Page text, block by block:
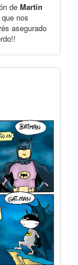
de Martín
nos
asegurado